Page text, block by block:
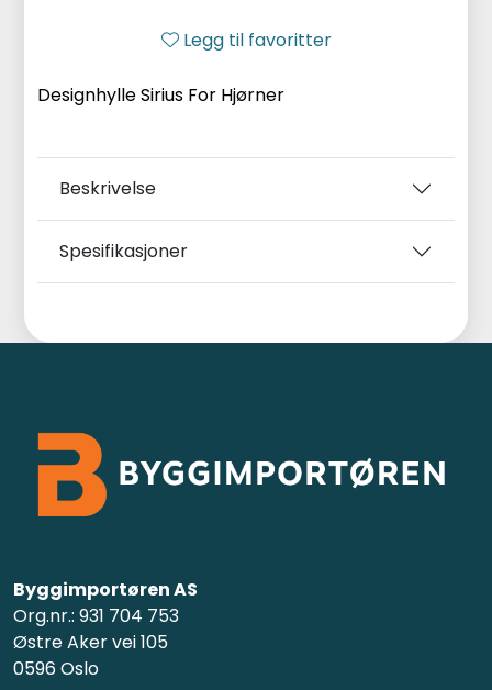
Legg til favoritter
Designhylle Sirius For Hjørner
Beskrivelse
Spesifikasjoner
Byggimportøren AS
Org.nr.: 931 704 753
Østre Aker vei 105
0596 Oslo